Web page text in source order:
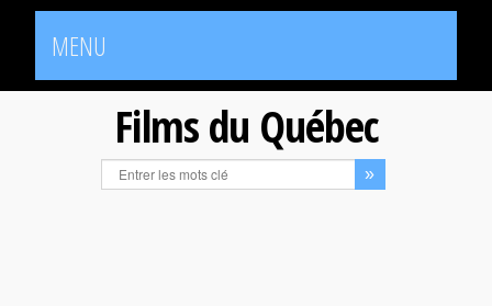
MENU
Films du Québec